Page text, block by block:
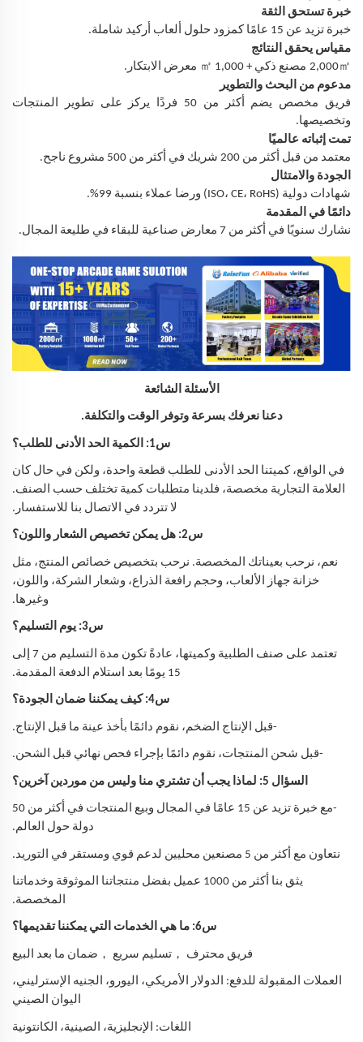
خبرة تستحق الثقة
خبرة تزيد عن 15 عامًا كمزود حلول ألعاب أركيد شاملة.
مقياس يحقق النتائج
2,000㎡ مصنع ذكي + 1,000 ㎡ معرض الابتكار.
مدعوم من البحث والتطوير
فريق مخصص يضم أكثر من 50 فردًا يركز على تطوير المنتجات
وتخصيصها.
تمت إثباته عالميًا
معتمد من قبل أكثر من 200 شريك في أكثر من 500 مشروع ناجح.
الجودة والامتثال
شهادات دولية (ISO، CE، RoHS) ورضا عملاء بنسبة 99%.
دائمًا في المقدمة
نشارك سنويًا في أكثر من 7 معارض صناعية للبقاء في طليعة المجال.
الأسئلة الشائعة
دعنا نعرفك بسرعة وتوفر الوقت والتكلفة.
س1: الكمية الحد الأدنى للطلب؟
في الواقع، كميتنا الحد الأدنى للطلب قطعة واحدة، ولكن في حال كان
العلامة التجارية مخصصة، فلدينا متطلبات كمية تختلف حسب الصنف.
لا تتردد في الاتصال بنا للاستفسار.
س2: هل يمكن تخصيص الشعار واللون؟
نعم، نرحب بعيناتك المخصصة. نرحب بتخصيص خصائص المنتج، مثل
خزانة جهاز الألعاب، وحجم رافعة الذراع، وشعار الشركة، واللون،
وغيرها.
س3: يوم التسليم؟
تعتمد على صنف الطلبية وكميتها، عادةً تكون مدة التسليم من 7 إلى
15 يومًا بعد استلام الدفعة المقدمة.
س4: كيف يمكننا ضمان الجودة؟
-قبل الإنتاج الضخم، نقوم دائمًا بأخذ عينة ما قبل الإنتاج.
-قبل شحن المنتجات، نقوم دائمًا بإجراء فحص نهائي قبل الشحن.
السؤال 5: لماذا يجب أن تشتري منا وليس من موردين آخرين؟
-مع خبرة تزيد عن 15 عامًا في المجال وبيع المنتجات في أكثر من 50
دولة حول العالم.
نتعاون مع أكثر من 5 مصنعين محليين لدعم قوي ومستقر في التوريد.
يثق بنا أكثر من 1000 عميل بفضل منتجاتنا الموثوقة وخدماتنا
المخصصة.
س6: ما هي الخدمات التي يمكننا تقديمها؟
فريق محترف ， تسليم سريع ， ضمان ما بعد البيع
العملات المقبولة للدفع: الدولار الأمريكي، اليورو، الجنيه الإسترليني،
اليوان الصيني
اللغات: الإنجليزية، الصينية، الكانتونية